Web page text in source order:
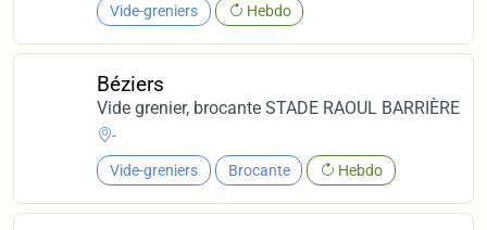
Vide-greniers Hebdo
Béziers
Vide grenier, brocante STADE RAOUL BARRIÈRE
-
Vide-greniers Brocante Hebdo